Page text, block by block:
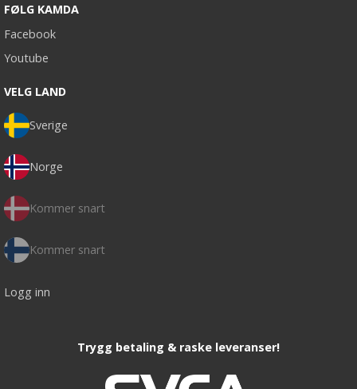
FØLG KAMDA
Facebook
Youtube
VELG LAND
Sverige
Norge
Kommer snart
Kommer snart
Logg inn
Trygg betaling & raske leveranser!